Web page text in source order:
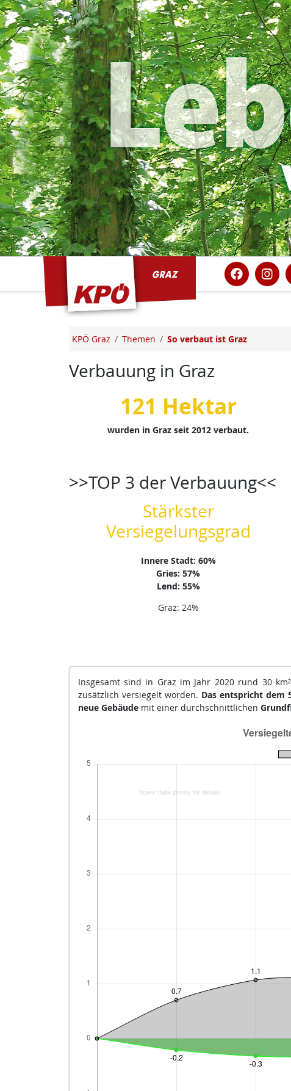
KPÖ Graz Themen So verbaut ist Graz
Verbauung in Graz
121 Hektar
wurden in Graz seit 2012 verbaut.
>>TOP 3 der Verbauung<<
Stärkster
Versiegelungsgrad
Innere Stadt: 60%
Gries: 57%
Lend: 55%
Graz: 24%
Insgesamt sind in Graz im Jahr 2020 rund 30
zusätzlich versiegelt worden. Das entspricht dem
neue Gebäudemit einer durchschnittlichen